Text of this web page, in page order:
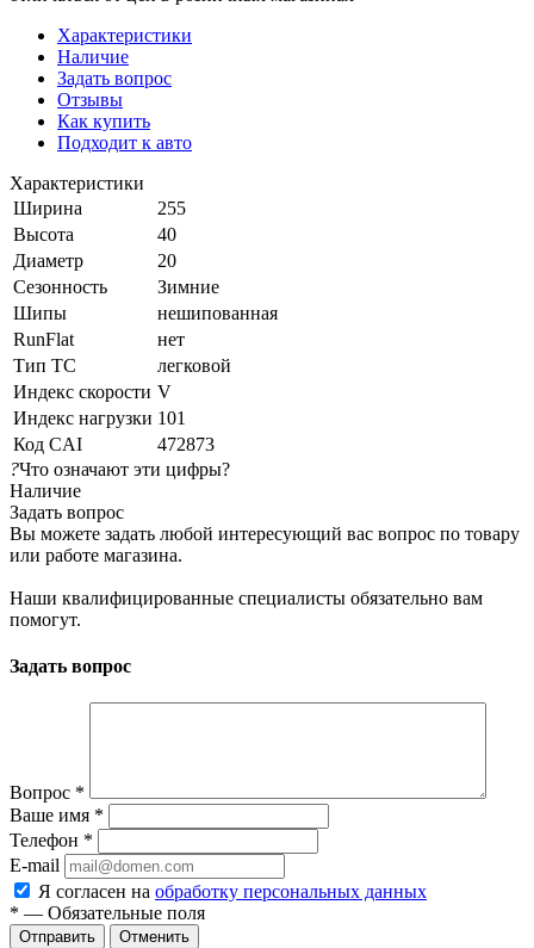
Характеристики
Наличие
Задать вопрос
Отзывы
Как купить
Подходит к авто
Характеристики
Ширина
255
Высота
40
Диаметр
20
Сезонность
Зимние
Шипы
нешипованная
RunFlat
нет
Тип ТС
легковой
Индекс скорости V
Индекс нагрузки 101
Код CAI
472873
?Что означают эти цифры?
Наличие
Задать вопрос
Вы можете задать любой интересующий вас вопрос по товару
или работе магазина.
Наши квалифицированные специалисты обязательно вам
помогут.
Задать вопрос
Вопрос *
Ваше имя *
Телефон *
E-mail
Я согласен на обработку персональных данных
* — Обязательные поля
Отменить